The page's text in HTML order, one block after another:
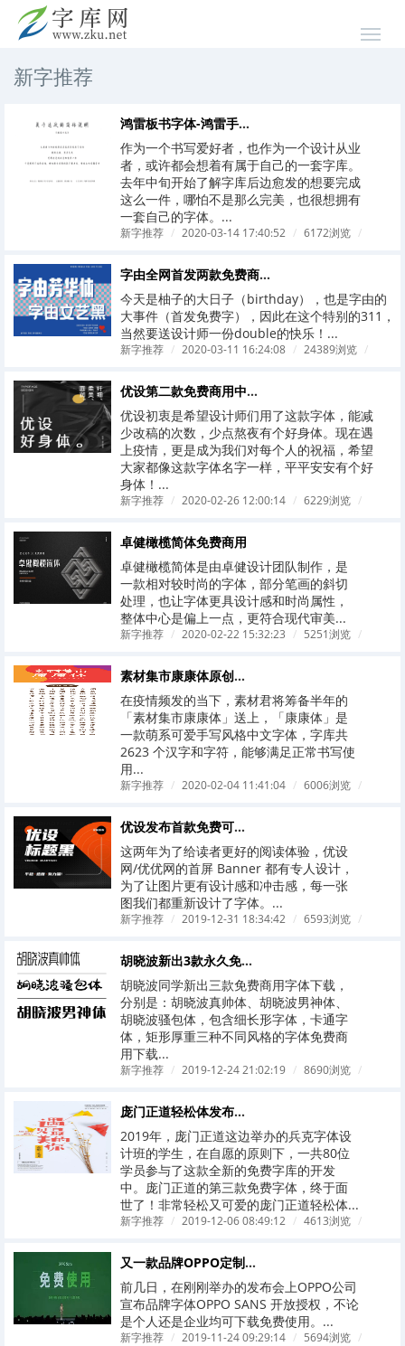
新字推荐
鸿雷板书字体-鸿雷手书简体新字免费商用即将发布
作为一个书写爱好者，也作为一个设计从业
者，或许都会想着有属于自己的一套字库。
去年中旬开始了解字库后边愈发的想要完成
这么一件，哪怕不是那么完美，也很想拥有
一套自己的字体。...
新字推荐 / 2020-03-14 17:40:52 / 6172浏览 /
字由全网首发两款免费商用字，字由芳华体和字由文艺黑
今天是柚子的大日子（birthday），也是字由的
大事件（首发免费字），因此在这个特别的311，
当然要送设计师一份double的快乐！...
新字推荐 / 2020-03-11 16:24:08 / 24389浏览 /
优设第二款免费商用中文字体「优设好身体」来了！
优设初衷是希望设计师们用了这款字体，能减
少改稿的次数，少点熬夜有个好身体。现在遇
上疫情，更是成为我们对每个人的祝福，希望
大家都像这款字体名字一样，平平安安有个好
身体！...
新字推荐 / 2020-02-26 12:00:14 / 6229浏览 /
卓健橄榄简体免费商用
卓健橄榄简体是由卓健设计团队制作，是
一款相对较时尚的字体，部分笔画的斜切
处理，也让字体更具设计感和时尚属性，
整体中心是偏上一点，更符合现代审美...
新字推荐 / 2020-02-22 15:32:23 / 5251浏览 /
素材集市康康体原创字体正式跟大家见面了
在疫情频发的当下，素材君将筹备半年的
「素材集市康康体」送上，「康康体」是
一款萌系可爱手写风格中文字体，字库共
2623 个汉字和字符，能够满足正常书写使
用...
新字推荐 / 2020-02-04 11:41:04 / 6006浏览 /
优设发布首款免费可商用中文字体“优设标题黑”
这两年为了给读者更好的阅读体验，优设
网/优优网的首屏 Banner 都有专人设计，
为了让图片更有设计感和冲击感，每一张
图我们都重新设计了字体。...
新字推荐 / 2019-12-31 18:34:42 / 6593浏览 /
胡晓波新出3款永久免费字体，风格各异
胡晓波同学新出三款免费商用字体下载，
分别是：胡晓波真帅体、胡晓波男神体、
胡晓波骚包体，包含细长形字体，卡通字
体，矩形厚重三种不同风格的字体免费商
用下载...
新字推荐 / 2019-12-24 21:02:19 / 8690浏览 /
庞门正道轻松体发布了！又一款免费字库！
2019年，庞门正道这边举办的兵克字体设
计班的学生，在自愿的原则下，一共80位
学员参与了这款全新的免费字库的开发
中。庞门正道的第三款免费字体，终于面
世了！非常轻松又可爱的庞门正道轻松体...
新字推荐 / 2019-12-06 08:49:12 / 4613浏览 /
又一款品牌OPPO定制字体免费商用
前几日，在刚刚举办的发布会上OPPO公司
宣布品牌字体OPPO SANS 开放授权，不论
是个人还是企业均可下载免费使用。...
新字推荐 / 2019-11-24 09:29:14 / 5694浏览 /